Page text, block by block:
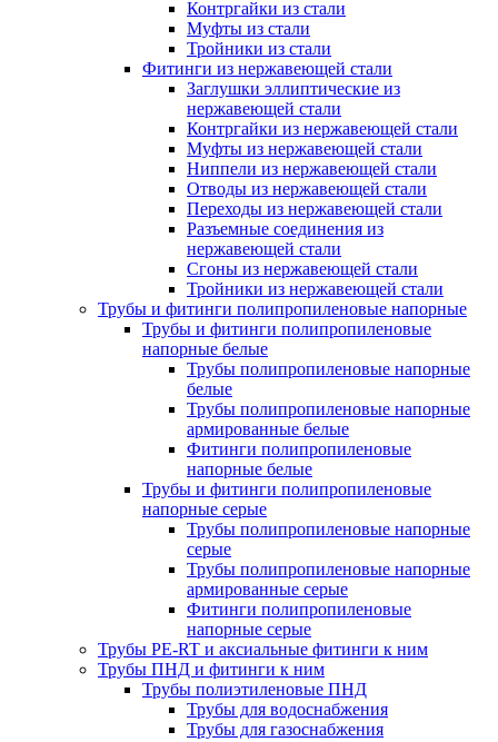
Контргайки из стали
Муфты из стали
Тройники из стали
Фитинги из нержавеющей стали
Заглушки эллиптические из
нержавеющей стали
Контргайки из нержавеющей стали
Муфты из нержавеющей стали
Ниппели из нержавеющей стали
Отводы из нержавеющей стали
Переходы из нержавеющей стали
Разъемные соединения из
нержавеющей стали
Сгоны из нержавеющей стали
Тройники из нержавеющей стали
Трубы и фитинги полипропиленовые напорные
Трубы и фитинги полипропиленовые
напорные белые
Трубы полипропиленовые напорные
белые
Трубы полипропиленовые напорные
армированные белые
Фитинги полипропиленовые
напорные белые
Трубы и фитинги полипропиленовые
напорные серые
Трубы полипропиленовые напорные
серые
Трубы полипропиленовые напорные
армированные серые
Фитинги полипропиленовые
напорные серые
Трубы PE-RT и аксиальные фитинги к ним
Трубы ПНД и фитинги к ним
Трубы полиэтиленовые ПНД
Трубы для водоснабжения
Трубы для газоснабжения